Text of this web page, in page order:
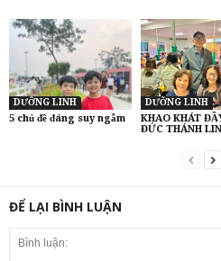
DƯỠNG LINH
5 chủ đề đáng suy ngẫm
DƯỠNG LINH
KHAO KHÁT
ĐỨC THÁNH
ĐỂ LẠI BÌNH LUẬN